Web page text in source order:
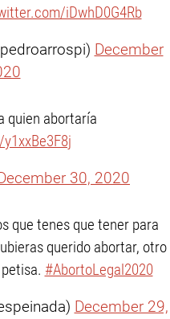
iDwhD0G4Rb
December
quien abortaría
30, 2020
que tenes que tener para
querido abortar, otro
#AbortoLegal2020
December 29,